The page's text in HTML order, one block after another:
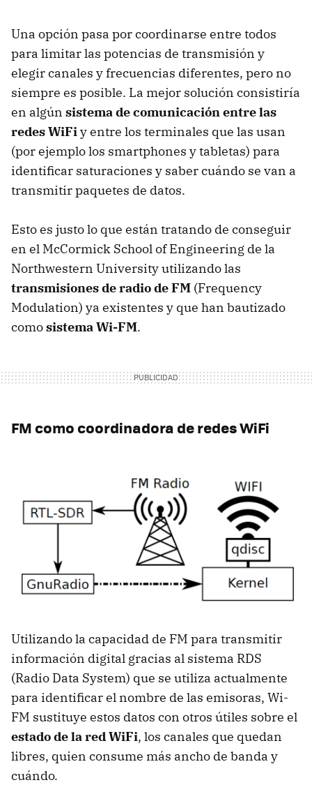
Una opción pasa por coordinarse entre todos
para limitar las potencias de transmisión y
elegir canales y frecuencias diferentes, pero no
siempre es posible. La mejor solución consistiría
en algún sistema de comunicación entre las
redes WiFiy entre los terminales que las usan
(por ejemplo los smartphones y tabletas) para
identificar saturaciones y saber cuándo se van a
transmitir paquetes de datos.
Esto es justo lo que están tratando de conseguir
en el McCormick School of Engineering de la
Northwestern University utilizando las
transmisiones de radio de FM (Frequency
Modulation) ya existentes y que han bautizado
comosistema Wi-FM.
FM como coordinadora de redes WiFi
Utilizando la capacidad de FM para transmitir
información digital gracias al sistema RDS
(Radio Data System) que se utiliza actualmente
para identificar el nombre de las emisoras, Wi-
FM sustituye estos datos con otros útiles sobre el
estado de la red WiFi, los canales que quedan
libres, quien consume más ancho de banda y
cuándo.